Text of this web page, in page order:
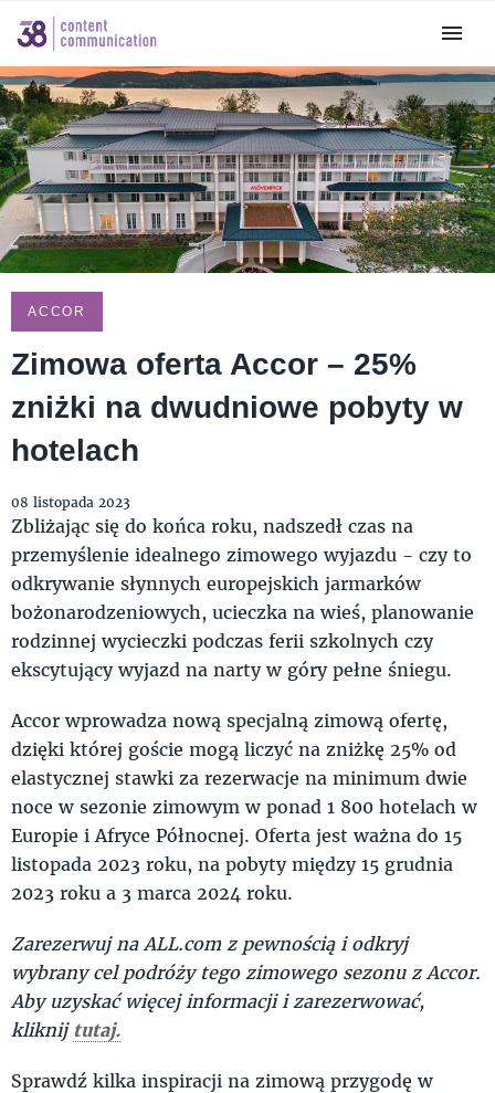
ACCOR
Zimowa oferta Accor – 25%
zniżki na dwudniowe pobyty w
hotelach
08 listopada 2023
Zbliżając się do końca roku, nadszedł czas na
przemyślenie idealnego zimowego wyjazdu - czy to
odkrywanie słynnych europejskich jarmarków
bożonarodzeniowych, ucieczka na wieś, planowanie
rodzinnej wycieczki podczas ferii szkolnych czy
ekscytujący wyjazd na narty w góry pełne śniegu.
Accor wprowadza nową specjalną zimową ofertę,
dzięki której goście mogą liczyć na zniżkę 25% od
elastycznej stawki za rezerwacje na minimum dwie
noce w sezonie zimowym w ponad 1 800 hotelach w
Europie i Afryce Północnej. Oferta jest ważna do 15
listopada 2023 roku, na pobyty między 15 grudnia
2023 roku a 3 marca 2024 roku.
Zarezerwuj na ALL.com z pewnością i odkryj
wybrany cel podróży tego zimowego sezonu z Accor.
Aby uzyskać więcej informacji i zarezerwować,
kliknijtutaj.
Sprawdź kilka inspiracji na zimową przygodę w